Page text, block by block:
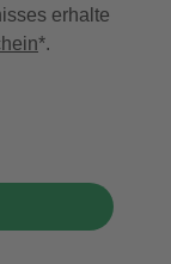
erhalte
*.